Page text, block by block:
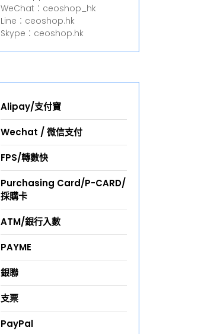
WeChat︰ceoshop_hk
Line︰ceoshop.hk
Skype︰ceoshop.hk
Alipay/支付寶
Wechat / 微信支付
FPS/轉數快
Purchasing Card/P-CARD/
採購卡
ATM/銀行入數
PAYME
銀聯
支票
PayPal